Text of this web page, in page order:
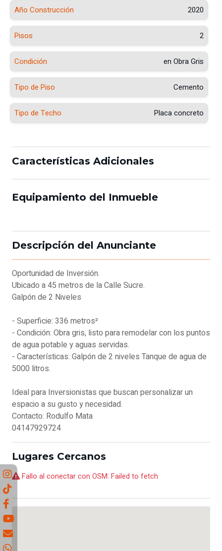
Año Construcción 2020
Pisos 2
Condición en Obra Gris
Tipo de Piso Cemento
Tipo de Techo Placa concreto
Características Adicionales
Equipamiento del Inmueble
Descripción del Anunciante
Oportunidad de Inversión.
Ubicado a 45 metros de la Calle Sucre.
Galpón de 2 Niveles
- Superficie: 336 metros²
- Condición: Obra gris, listo para remodelar con los puntos
de agua potable y aguas servidas.
- Características: Galpón de 2 niveles Tanque de agua de
5000 litros.
Ideal para Inversionistas que buscan personalizar un
espacio a su gusto y necesidad.
Contacto: Rodulfo Mata
04147929724
Lugares Cercanos
Fallo al conectar con OSM: Failed to fetch